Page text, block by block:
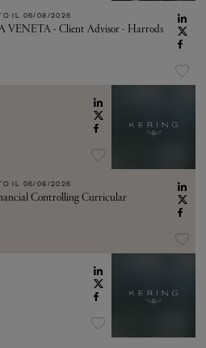
IL 06/08/2026
VENETA - Client Advisor - Harrods
IL 06/08/2026
Controlling Curricular